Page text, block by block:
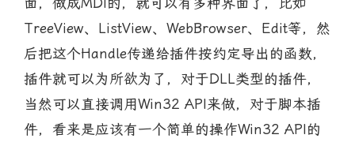
面，做成MDI的，就可以有多种界面了，比如
TreeView、ListView、WebBrowser、Edit等，然
后把这个Handle传递给插件按约定导出的函数，
插件就可以为所欲为了，对于DLL类型的插件，
当然可以直接调用Win32 API来做，对于脚本插
件，看来是应该有一个简单的操作Win32 API的